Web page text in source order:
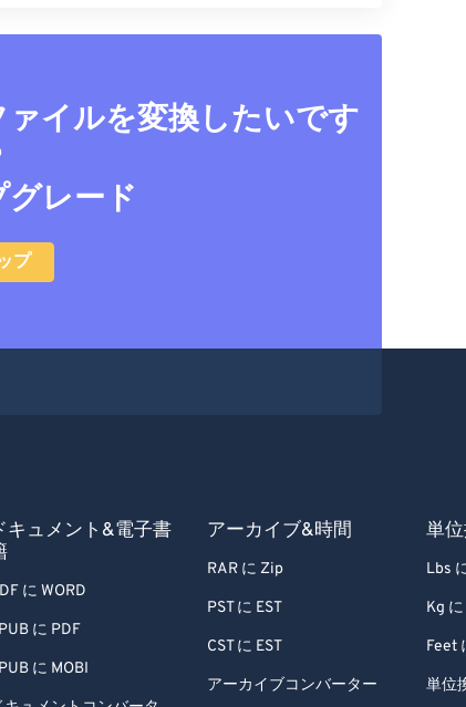
イルを変換したいです
レード
プ
キュメント&電子書
に WORD
に PDF
に MOBI
アーカイブ&時間
RAR に Zip
PST に EST
CST に EST
アーカイブコンバーター
単
Lbs
Kg
Feet
単位